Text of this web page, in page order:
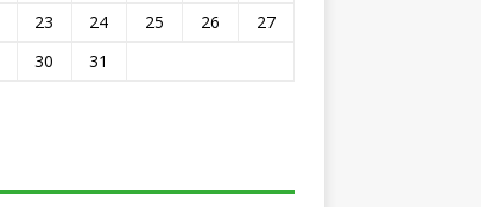
23 24 25 26
27
30 31